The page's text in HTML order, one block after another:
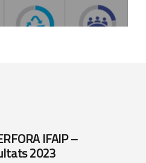
IFAIP –
2023